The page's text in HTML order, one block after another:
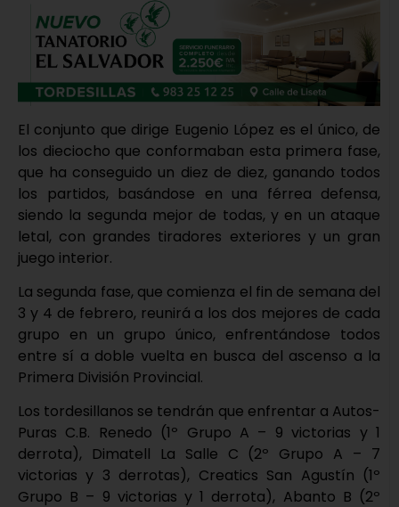
El conjunto que dirige Eugenio López es el único, de
los dieciocho que conformaban esta primera fase,
que ha conseguido un diez de diez, ganando todos
los partidos, basándose en una férrea defensa,
siendo la segunda mejor de todas, y en un ataque
letal, con grandes tiradores exteriores y un gran
juego interior.
La segunda fase, que comienza el fin de semana del
3 y 4 de febrero, reunirá a los dos mejores de cada
grupo en un grupo único, enfrentándose todos
entre sí a doble vuelta en busca del ascenso a la
Primera División Provincial.
Los tordesillanos se tendrán que enfrentar a Autos-
Puras C.B. Renedo (1º Grupo A – 9 victorias y 1
derrota), Dimatell La Salle C (2º Grupo A – 7
victorias y 3 derrotas), Creatics San Agustín (1º
Grupo B – 9 victorias y 1 derrota), Abanto B (2º